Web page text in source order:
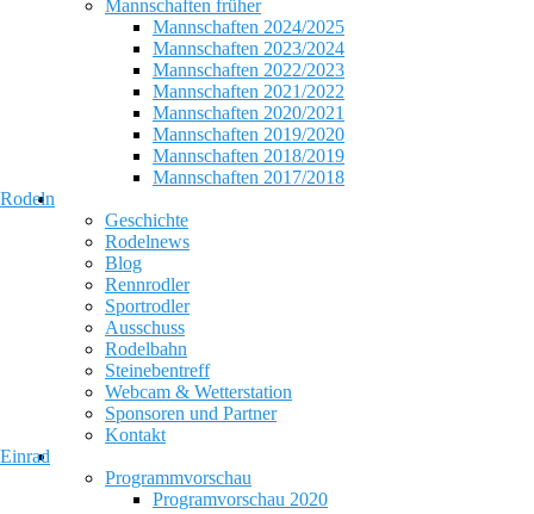
Mannschaften früher
Mannschaften 2024/2025
Mannschaften 2023/2024
Mannschaften 2022/2023
Mannschaften 2021/2022
Mannschaften 2020/2021
Mannschaften 2019/2020
Mannschaften 2018/2019
Mannschaften 2017/2018
Rodeln
Geschichte
Rodelnews
Blog
Rennrodler
Sportrodler
Ausschuss
Rodelbahn
Steinebentreff
Webcam & Wetterstation
Sponsoren und Partner
Kontakt
Einrad
Programmvorschau
Programvorschau 2020